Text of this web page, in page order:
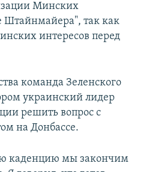
Минских
Штайнмайера", так как
интересов перед
команда Зеленского
украинский лидер
решить вопрос с
на Донбассе.
каденцию мы закончим